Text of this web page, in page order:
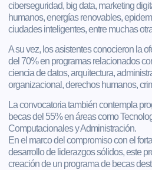
ciberseguridad, big data, marketing
humanos, energías renovables,
ciudades inteligentes, entre muchas
A su vez, los asistentes conocieron la
del 70% en programas relacionados
ciencia de datos, arquitectura,
organizacional, derechos humanos,
La convocatoria también contempla
becas del 55% en áreas como
Computacionales y Administración.
En el marco del compromiso con el
desarrollo de liderazgos sólidos, este
creación de un programa de becas